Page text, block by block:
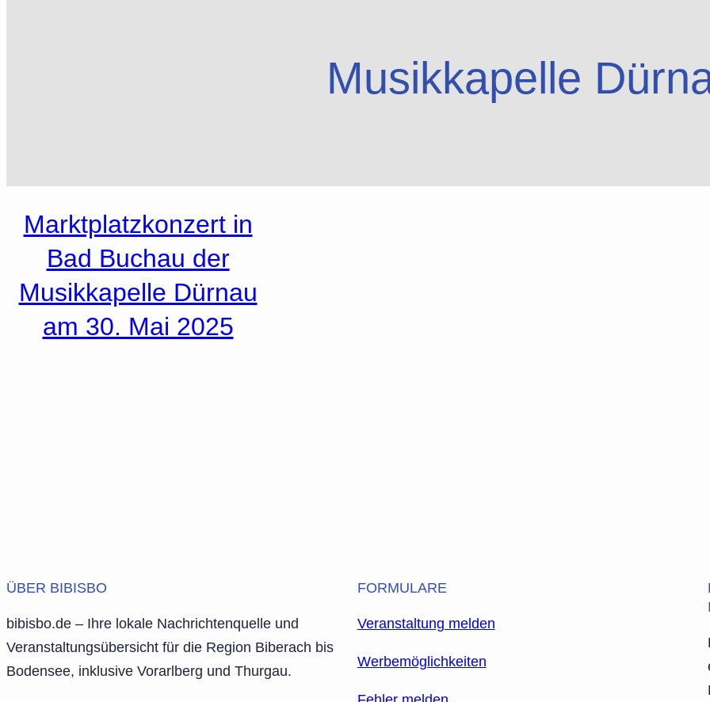
Musikkapelle
Marktplatzkonzert in
Bad Buchau der
Musikkapelle Dürnau
am 30. Mai 2025
ÜBER BIBISBO
bibisbo.de – Ihre lokale Nachrichtenquelle und
Veranstaltungsübersicht für die Region Biberach bis
Bodensee, inklusive Vorarlberg und Thurgau.
FORMULARE
Veranstaltung melden
Werbemöglichkeiten